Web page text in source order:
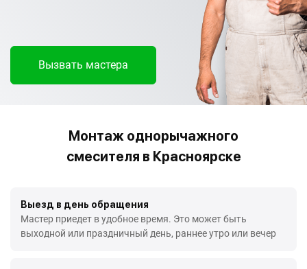
Вызвать мастера
Монтаж однорычажного
смесителя в Красноярске
Выезд в день обращения
Мастер приедет в удобное время. Это может быть
выходной или праздничный день, раннее утро или вечер